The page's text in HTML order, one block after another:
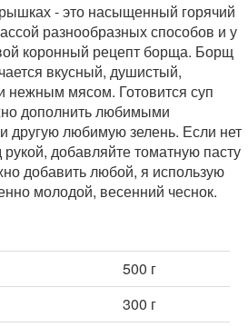
- это насыщенный горячий
разнообразных способов и у
коронный рецепт борща. Борщ
вкусный, душистый,
нежным мясом. Готовится суп
дополнить любимыми
другую любимую зелень. Если нет
добавляйте томатную пасту
добавить любой, я использую
молодой, весенний чеснок.
500 г
300 г